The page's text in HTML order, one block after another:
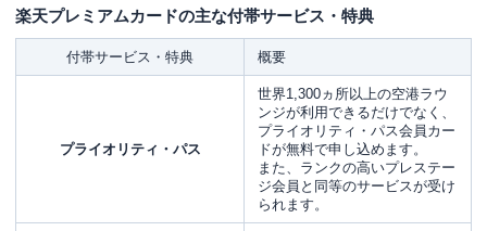
楽天プレミアムカードの主な付帯サービス・特典
付帯サービス・特典 概要
プライオリティ・パス
世界1,300ヵ所以上の空港ラウ
ンジが利用できるだけでなく、
プライオリティ・パス会員カー
ドが無料で申し込めます。
また、ランクの高いプレステー
ジ会員と同等のサービスが受け
られます。